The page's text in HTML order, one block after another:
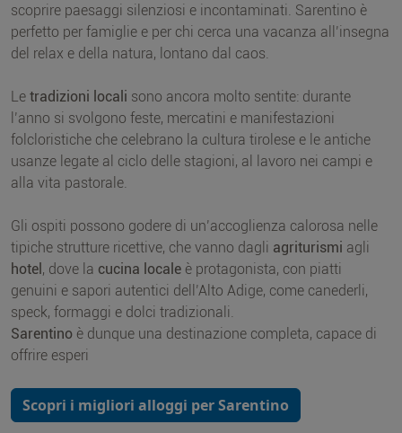
scoprire paesaggi silenziosi e incontaminati. Sarentino è
perfetto per famiglie e per chi cerca una vacanza all’insegna
del relax e della natura, lontano dal caos.
Le tradizioni locali sono ancora molto sentite: durante
l’anno si svolgono feste, mercatini e manifestazioni
folcloristiche che celebrano la cultura tirolese e le antiche
usanze legate al ciclo delle stagioni, al lavoro nei campi e
alla vita pastorale.
Gli ospiti possono godere di un’accoglienza calorosa nelle
tipiche strutture ricettive, che vanno dagli agriturismi agli
hotel , dove la cucina locale è protagonista, con piatti
genuini e sapori autentici dell’Alto Adige, come canederli,
speck, formaggi e dolci tradizionali.
Sarentino è dunque una destinazione completa, capace di
offrire esperi
Scopri i migliori alloggi per Sarentino